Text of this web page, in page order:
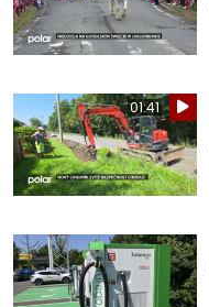
01:41